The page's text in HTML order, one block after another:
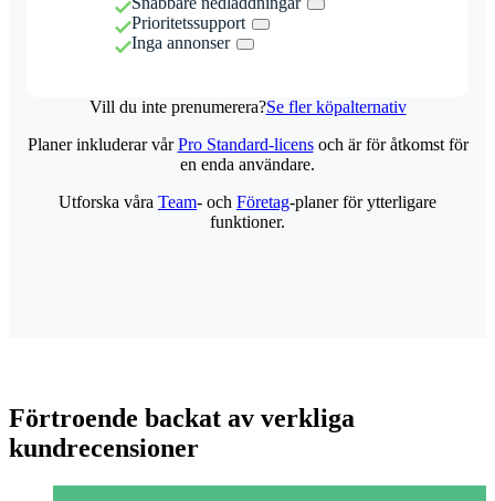
Prioritetssupport
Inga annonser
Vill du inte prenumerera?Se fler köpalternativ
Planer inkluderar vårPro Standard-licensoch är för åtkomst för
en enda användare.
Utforska våra Team- och Företag-planer för ytterligare
funktioner.
Förtroende backat av verkliga
kundrecensioner